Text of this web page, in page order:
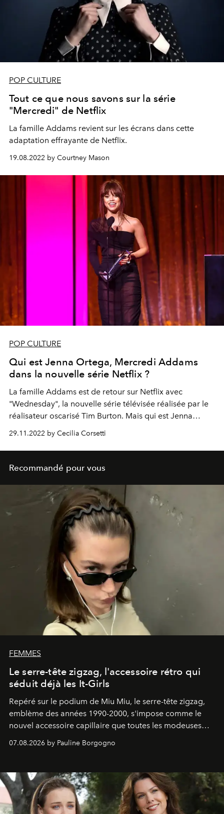
POP CULTURE
Tout ce que nous savons sur la série
"Mercredi" de Netflix
La famille Addams revient sur les écrans dans cette
adaptation effrayante de Netflix.
19.08.2022 by Courtney Mason
POP CULTURE
Qui est Jenna Ortega, Mercredi Addams
dans la nouvelle série Netflix ?
La famille Addams est de retour sur Netflix avec
"Wednesday", la nouvelle série télévisée réalisée par le
réalisateur oscarisé Tim Burton. Mais qui est Jenna
Ortega, l'actrice qui interprète Mercredi Addams ?
29.11.2022 by Cecilia Corsetti
Recommandé pour vous
FEMMES
Le serre-tête zigzag, l'accessoire rétro qui
séduit déjà les It-Girls
Repéré sur le podium de Miu Miu, le serre-tête zigzag,
emblème des années 1990-2000, s'impose comme le
nouvel accessoire capillaire que toutes les modeuses
s'arrachent déjà.
07.08.2026 by Pauline Borgogno